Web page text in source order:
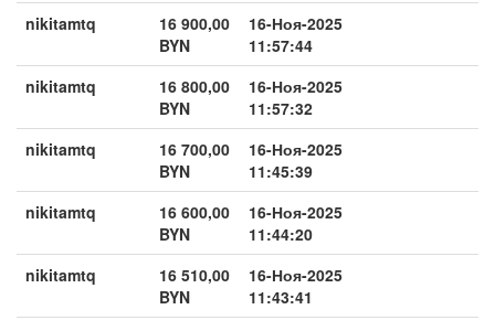
nikitamtq
16 900,00
BYN
16-Ноя-2025
11:57:44
nikitamtq
16 800,00
BYN
16-Ноя-2025
11:57:32
nikitamtq
16 700,00
BYN
16-Ноя-2025
11:45:39
nikitamtq
16 600,00
BYN
16-Ноя-2025
11:44:20
nikitamtq
16 510,00
BYN
16-Ноя-2025
11:43:41